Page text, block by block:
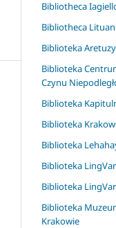
Bibliotheca
Bibliotheca
Biblioteka Aretuzy
Biblioteka
Czynu
Biblioteka
Biblioteka
Biblioteka
Biblioteka
Biblioteka
Biblioteka
Krakowie